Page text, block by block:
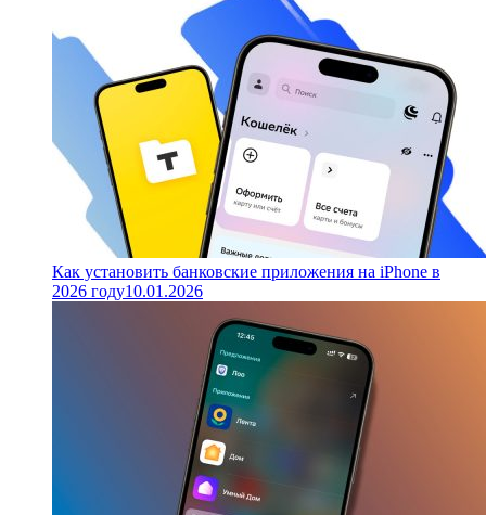
Как установить банковские приложения на iPhone в
2026 году10.01.2026